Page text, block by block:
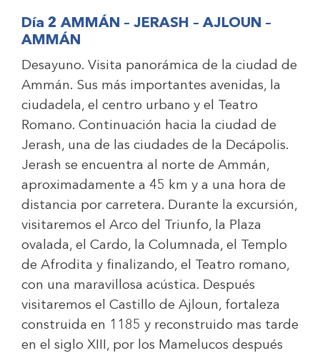
Día 2 AMMÁN – JERASH – AJLOUN –
AMMÁN
Desayuno. Visita panorámica de la ciudad de
Ammán. Sus más importantes avenidas, la
ciudadela, el centro urbano y el Teatro
Romano. Continuación hacia la ciudad de
Jerash, una de las ciudades de la Decápolis.
Jerash se encuentra al norte de Ammán,
aproximadamente a 45 km y a una hora de
distancia por carretera. Durante la excursión,
visitaremos el Arco del Triunfo, la Plaza
ovalada, el Cardo, la Columnada, el Templo
de Afrodita y finalizando, el Teatro romano,
con una maravillosa acústica. Después
visitaremos el Castillo de Ajloun, fortaleza
construida en 1185 y reconstruido mas tarde
en el siglo XIII, por los Mamelucos después